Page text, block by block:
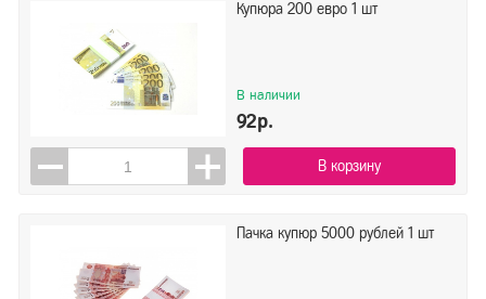
Купюра 200 евро 1 шт
В наличии
92р.
В корзину
Пачка купюр 5000 рублей 1 шт